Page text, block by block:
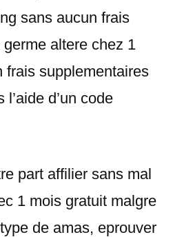
sans aucun frais
altere chez 1
frais supplementaires
d’un code
part affilier sans mal
1 mois gratuit malgre
de amas, eprouver